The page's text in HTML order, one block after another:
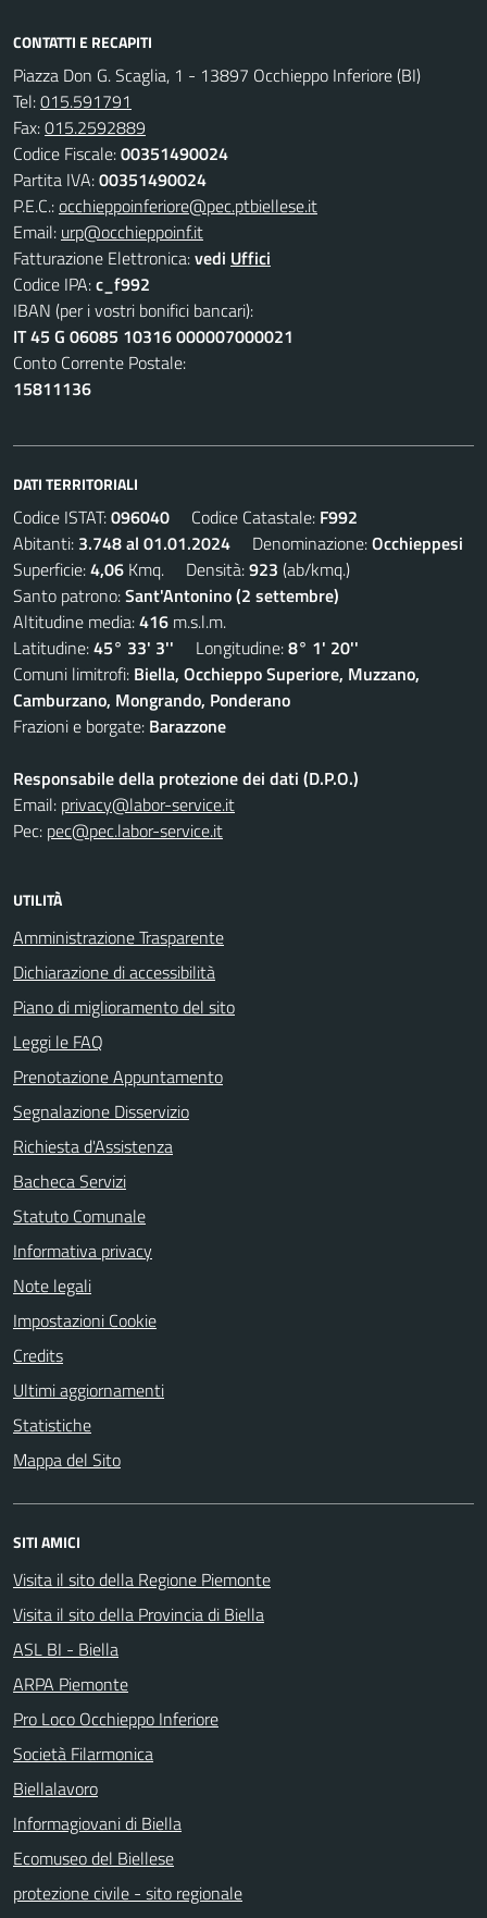
CONTATTI E RECAPITI
Piazza Don G. Scaglia, 1 - 13897 Occhieppo Inferiore (BI)
Tel:015.591791
Fax:015.2592889
Codice Fiscale:00351490024
Partita IVA:00351490024
P.E.C.:occhieppoinferiore@pec.ptbiellese.it
Email: urp@occhieppoinf.it
Fatturazione Elettronica:vedi Uffici
Codice IPA:c_f992
IBAN (per i vostri bonifici bancari):
IT 45 G 06085 10316 000007000021
Conto Corrente Postale:
15811136
DATI TERRITORIALI
Codice ISTAT:096040 Codice Catastale: F992
Abitanti: 3.748 al 01.01.2024 Denominazione:Occhieppesi
Superficie:4,06 Kmq. Densità:923 (ab/kmq.)
Santo patrono:Sant'Antonino (2 settembre)
Altitudine media:416 m.s.l.m.
Latitudine:45° 33' 3'' Longitudine:8° 1' 20''
Comuni limitrofi: Biella, Occhieppo Superiore, Muzzano,
Camburzano, Mongrando, Ponderano
Frazioni e borgate: Barazzone
Responsabile della protezione dei dati (D.P.O.)
Email: privacy@labor-service.it
Pec: pec@pec.labor-service.it
UTILITÀ
Amministrazione Trasparente
Dichiarazione di accessibilità
Piano di miglioramento del sito
Leggi le FAQ
Prenotazione Appuntamento
Segnalazione Disservizio
Richiesta d'Assistenza
Bacheca Servizi
Statuto Comunale
Informativa privacy
Note legali
Impostazioni Cookie
Credits
Ultimi aggiornamenti
Statistiche
Mappa del Sito
SITI AMICI
Visita il sito della Regione Piemonte
Visita il sito della Provincia di Biella
ASL BI - Biella
ARPA Piemonte
Pro Loco Occhieppo Inferiore
Società Filarmonica
Biellalavoro
Informagiovani di Biella
Ecomuseo del Biellese
protezione civile - sito regionale